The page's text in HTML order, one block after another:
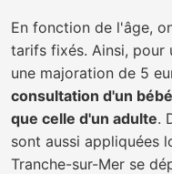
En fonction de l'âge,
tarifs fixés. Ainsi, pour
une majoration de 5
consultation d'un
que celle d'un adulte.
sont aussi appliquées
Tranche-sur-Mer se